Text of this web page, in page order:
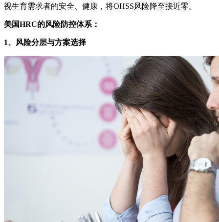
视生育需求者的安全、健康，将OHSS风险降至接近零。
美国HRC的风险防控体系：
1、风险分层与方案选择